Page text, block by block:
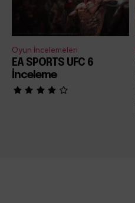
Oyun İncelemeleri
EA SPORTS UFC 6
İnceleme